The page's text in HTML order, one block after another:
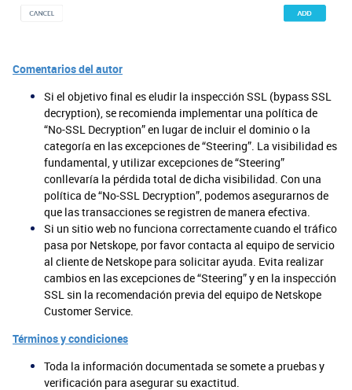
Comentarios del autor
Si el objetivo final es eludir la inspección SSL (bypass SSL
decryption), se recomienda implementar una política de
“No-SSL Decryption” en lugar de incluir el dominio o la
categoría en las excepciones de “Steering”. La visibilidad es
fundamental, y utilizar excepciones de “Steering”
conllevaría la pérdida total de dicha visibilidad. Con una
política de “No-SSL Decryption”, podemos asegurarnos de
que las transacciones se registren de manera efectiva.
Si un sitio web no funciona correctamente cuando el tráfico
pasa por Netskope, por favor contacta al equipo de servicio
al cliente de Netskope para solicitar ayuda. Evita realizar
cambios en las excepciones de “Steering” y en la inspección
SSL sin la recomendación previa del equipo de Netskope
Customer Service.
Términos y condiciones
Toda la información documentada se somete a pruebas y
verificación para asegurar su exactitud.